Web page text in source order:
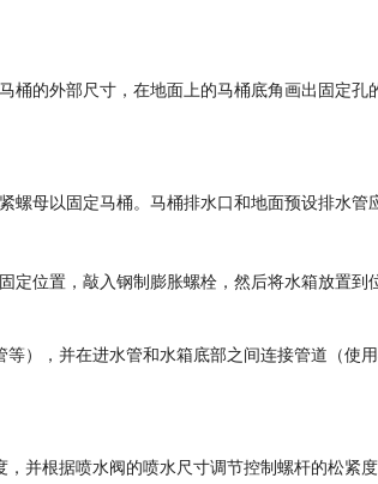
桶的外部尺寸，在地面上的马桶底角画出固定孔
母以固定马桶。马桶排水口和地面预设排水管
定位置，敲入钢制膨胀螺栓，然后将水箱放置到
），并在进水管和水箱底部之间连接管道（使
并根据喷水阀的喷水尺寸调节控制螺杆的松紧度